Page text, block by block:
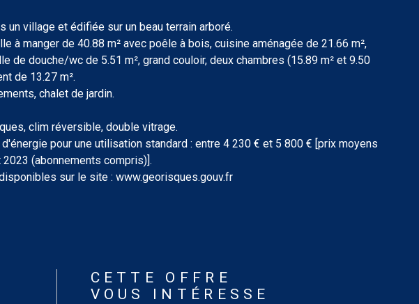
un village et édifiée sur un beau terrain arboré.
à manger de 40.88 m² avec poêle à bois, cuisine aménagée de 21.66 m²,
de douche/wc de 5.51 m², grand couloir, deux chambres (15.89 m² et 9.50
de 13.27 m².
chalet de jardin.
clim réversible, double vitrage.
pour une utilisation standard : entre 4 230 € et 5 800 € [prix moyens
(abonnements compris)].
sur le site : www.georisques.gouv.fr
CETTE OFFRE
VOUS INTÉRESSE